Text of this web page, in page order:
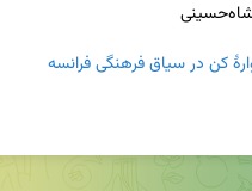
کن در سیاق فرهنگی فرانسه